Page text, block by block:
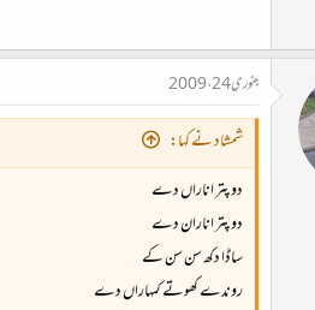
جنوری 24، 2009
شمشاد نے کہا:
دو پتر اناراں دے
دو پتر اناران دے
ساڈا دکھ سن سن کے
روندے کھوتے کمہاراں دے